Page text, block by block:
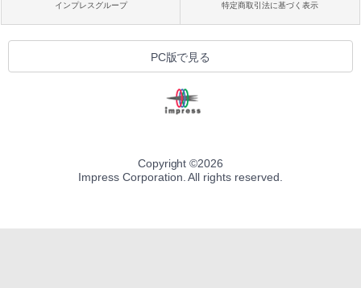
インプレスグループ 特定商取引法に基づく表示
PC版で見る
Copyright ©2026
Impress Corporation. All rights reserved.